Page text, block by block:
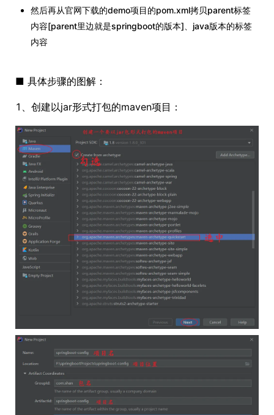
然后再从官网下载的demo项目的pom.xml拷贝parent标签
内容[parent里边就是springboot的版本]、java版本的标签
内容
■ 具体步骤的图解：
1、创建以jar形式打包的maven项目：